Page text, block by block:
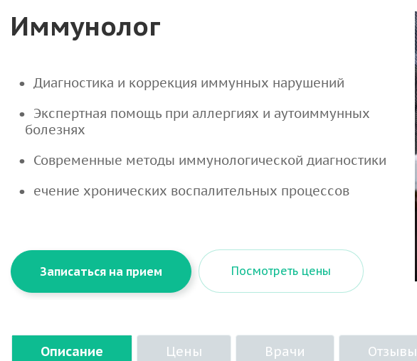
Иммунолог
Диагностика и коррекция иммунных нарушений
Экспертная помощь при аллергиях и аутоиммунных
болезнях
Современные методы иммунологической диагностики
ечение хронических воспалительных процессов
Записаться на прием Посмотреть цены
Описание Цены Врачи Отзывы